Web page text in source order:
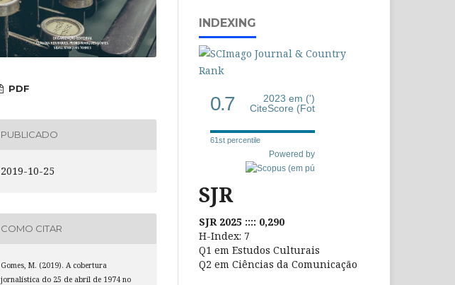
PDF
PUBLICADO
2019-10-25
COMO CITAR
Gomes, M. (2019). A cobertura
jornalística do 25 de abril de 1974 no
INDEXING
0.7
2023 em (')
CiteScore (Fot
61st percentile
Powered by
SJR
SJR 2025 :::: 0,290
H-Index: 7
Q1 em Estudos Culturais
Q2 em Ciências da Comunicação